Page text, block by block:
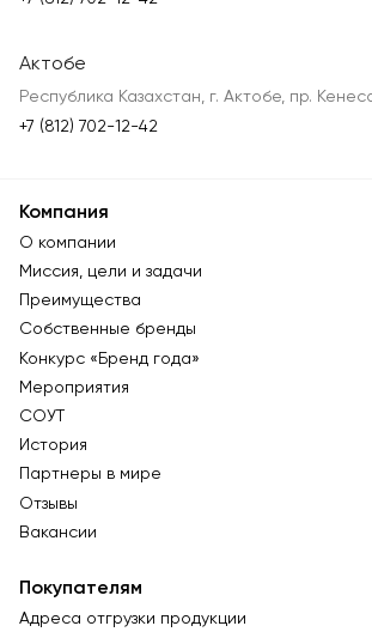
Актобе
Республика Казахстан, г. Актобе, пр.
+7 (812) 702-12-42
Компания
О компании
Миссия, цели и задачи
Преимущества
Собственные бренды
Конкурс «Бренд года»
Мероприятия
СОУТ
История
Партнеры в мире
Отзывы
Вакансии
Покупателям
Адреса отгрузки продукции